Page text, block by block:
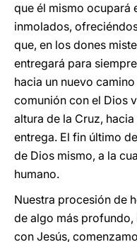
que él mismo ocupará
inmolados,
que, en los dones
entregará para
hacia un nuevo
comunión con el Dios
altura de la Cruz,
entrega. El fin último
de Dios mismo, a la
humano.
Nuestra procesión de
de algo más profundo,
con Jesús,